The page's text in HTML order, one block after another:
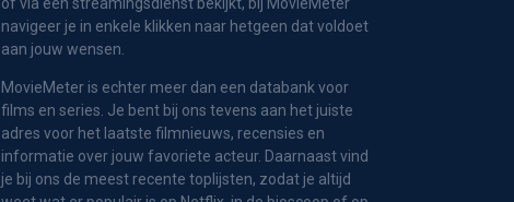
navigeer je in enkele klikken naar hetgeen dat voldoet
aan jouw wensen.
MovieMeter is echter meer dan een databank voor
films en series. Je bent bij ons tevens aan het juiste
adres voor het laatste filmnieuws, recensies en
informatie over jouw favoriete acteur. Daarnaast vind
je bij ons de meest recente toplijsten, zodat je altijd